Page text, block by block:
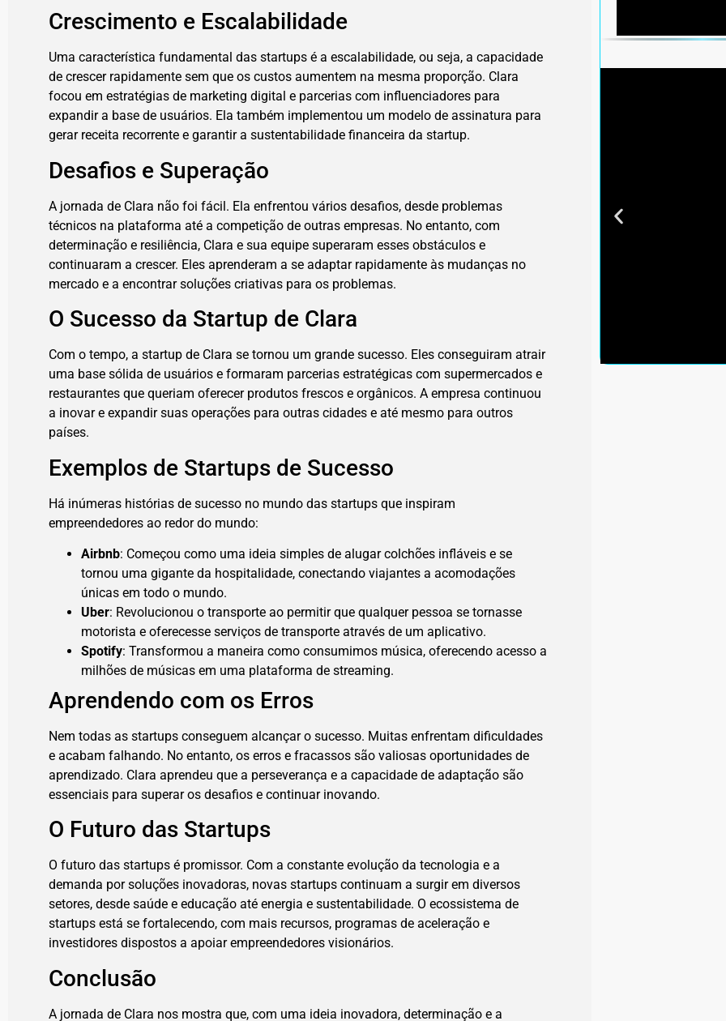
Crescimento e Escalabilidade
Uma característica fundamental das startups é a escalabilidade, ou seja, a capacidade
de crescer rapidamente sem que os custos aumentem na mesma proporção. Clara
focou em estratégias de marketing digital e parcerias com influenciadores para
expandir a base de usuários. Ela também implementou um modelo de assinatura para
gerar receita recorrente e garantir a sustentabilidade financeira da startup.
Desafios e Superação
A jornada de Clara não foi fácil. Ela enfrentou vários desafios, desde problemas
técnicos na plataforma até a competição de outras empresas. No entanto, com
determinação e resiliência, Clara e sua equipe superaram esses obstáculos e
continuaram a crescer. Eles aprenderam a se adaptar rapidamente às mudanças no
mercado e a encontrar soluções criativas para os problemas.
O Sucesso da Startup de Clara
Com o tempo, a startup de Clara se tornou um grande sucesso. Eles conseguiram atrair
uma base sólida de usuários e formaram parcerias estratégicas com supermercados e
restaurantes que queriam oferecer produtos frescos e orgânicos. A empresa continuou
a inovar e expandir suas operações para outras cidades e até mesmo para outros
países.
Exemplos de Startups de Sucesso
Há inúmeras histórias de sucesso no mundo das startups que inspiram
empreendedores ao redor do mundo:
Airbnb: Começou como uma ideia simples de alugar colchões infláveis e se
tornou uma gigante da hospitalidade, conectando viajantes a acomodações
únicas em todo o mundo.
Uber: Revolucionou o transporte ao permitir que qualquer pessoa se tornasse
motorista e oferecesse serviços de transporte através de um aplicativo.
Spotify: Transformou a maneira como consumimos música, oferecendo acesso a
milhões de músicas em uma plataforma de streaming.
Aprendendo com os Erros
Nem todas as startups conseguem alcançar o sucesso. Muitas enfrentam dificuldades
e acabam falhando. No entanto, os erros e fracassos são valiosas oportunidades de
aprendizado. Clara aprendeu que a perseverança e a capacidade de adaptação são
essenciais para superar os desafios e continuar inovando.
O Futuro das Startups
O futuro das startups é promissor. Com a constante evolução da tecnologia e a
demanda por soluções inovadoras, novas startups continuam a surgir em diversos
setores, desde saúde e educação até energia e sustentabilidade. O ecossistema de
startups está se fortalecendo, com mais recursos, programas de aceleração e
investidores dispostos a apoiar empreendedores visionários.
Conclusão
A jornada de Clara nos mostra que, com uma ideia inovadora, determinação e a